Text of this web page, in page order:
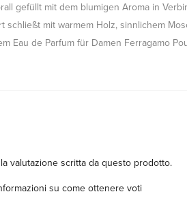
gefüllt mit dem blumigen Aroma in
mit warmem Holz, sinnlichem
Eau de Parfum für Damen Ferragamo
valutazione scritta da questo prodotto.
su come ottenere voti